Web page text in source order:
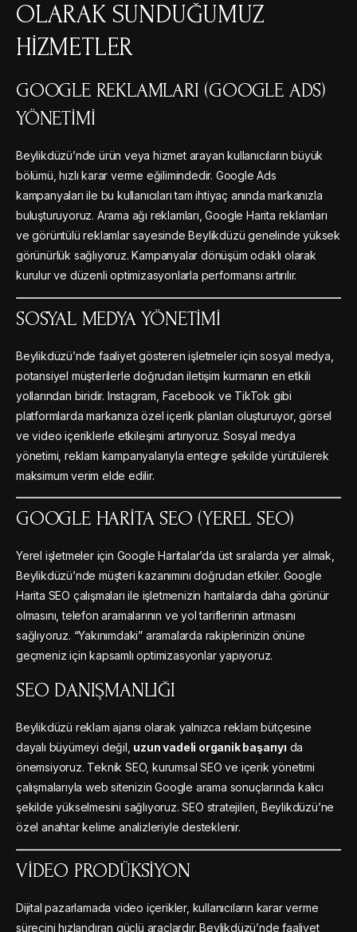
OLARAK SUNDUĞUMUZ
HIZMETLER
GOOGLE REKLAMLARI (GOOGLE ADS)
YÖNETIMI
Beylikdüzü’nde ürün veya hizmet arayan kullanıcıların büyük
bölümü, hızlı karar verme eğilimindedir. Google Ads
kampanyaları ile bu kullanıcıları tam ihtiyaç anında markanızla
buluşturuyoruz. Arama ağı reklamları, Google Harita reklamları
ve görüntülü reklamlar sayesinde Beylikdüzü genelinde yüksek
görünürlük sağlıyoruz. Kampanyalar dönüşüm odaklı olarak
kurulur ve düzenli optimizasyonlarla performansı artırılır.
SOSYAL MEDYA YÖNETIMI
Beylikdüzü’nde faaliyet gösteren işletmeler için sosyal medya,
potansiyel müşterilerle doğrudan iletişim kurmanın en etkili
yollarından biridir. Instagram, Facebook ve TikTok gibi
platformlarda markanıza özel içerik planları oluşturuyor, görsel
ve video içeriklerle etkileşimi artırıyoruz. Sosyal medya
yönetimi, reklam kampanyalarıyla entegre şekilde yürütülerek
maksimum verim elde edilir.
GOOGLE HARITA SEO (YEREL SEO)
Yerel işletmeler için Google Haritalar’da üst sıralarda yer almak,
Beylikdüzü’nde müşteri kazanımını doğrudan etkiler. Google
Harita SEO çalışmaları ile işletmenizin haritalarda daha görünür
olmasını, telefon aramalarının ve yol tariflerinin artmasını
sağlıyoruz. “Yakınımdaki” aramalarda rakiplerinizin önüne
geçmeniz için kapsamlı optimizasyonlar yapıyoruz.
SEO DANIŞMANLIĞI
Beylikdüzü reklam ajansı olarak yalnızca reklam bütçesine
dayalı büyümeyi değil, uzun vadeli organik başarıyı da
önemsiyoruz. Teknik SEO, kurumsal SEO ve içerik yönetimi
çalışmalarıyla web sitenizin Google arama sonuçlarında kalıcı
şekilde yükselmesini sağlıyoruz. SEO stratejileri, Beylikdüzü’ne
özel anahtar kelime analizleriyle desteklenir.
VIDEO PRODÜKSIYON
Dijital pazarlamada video içerikler, kullanıcıların karar verme
sürecini hızlandıran güçlü araçlardır. Beylikdüzü’nde faaliyet